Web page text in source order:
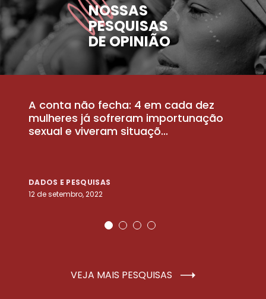
NOSSAS
PESQUISAS
DE OPINIÃO
A conta não fecha: 4 em cada dez
mulheres já sofreram importunação
sexual e viveram situaçõ...
DADOS E PESQUISAS
12 de setembro, 2022
VEJA MAIS PESQUISAS